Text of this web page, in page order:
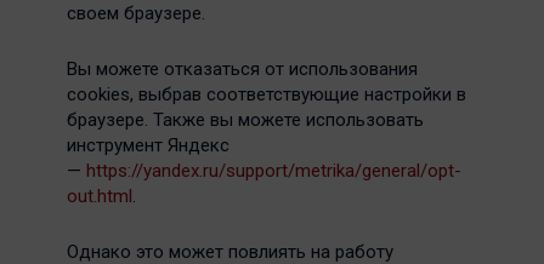
своем браузере.
Вы можете отказаться от использования
cookies, выбрав соответствующие настройки в
браузере. Также вы можете использовать
инструмент Яндекс
— https://yandex.ru/support/metrika/general/opt-
out.html.
Однако это может повлиять на работу